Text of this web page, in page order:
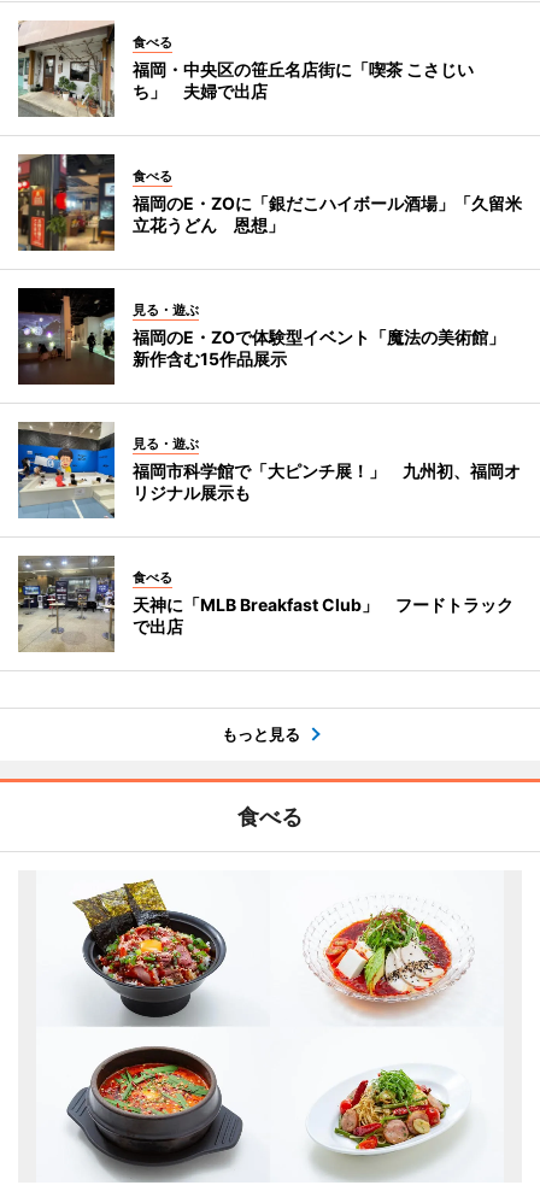
食べる
福岡・中央区の笹丘名店街に「喫茶 こさじい
ち」 夫婦で出店
食べる
福岡のE・ZOに「銀だこハイボール酒場」「久留米
立花うどん 恩想」
見る・遊ぶ
福岡のE・ZOで体験型イベント「魔法の美術館」
新作含む15作品展示
見る・遊ぶ
福岡市科学館で「大ピンチ展！」 九州初、福岡オ
リジナル展示も
食べる
天神に「MLB Breakfast Club」 フードトラック
で出店
もっと見る
食べる